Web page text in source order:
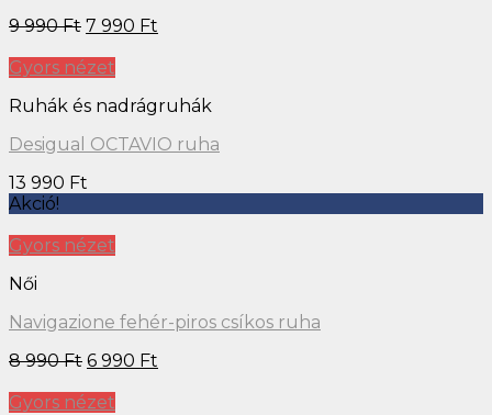
9 990Ft 7 990 Ft
Gyors nézet
Ruhák és nadrágruhák
Desigual OCTAVIO ruha
13 990 Ft
Akció!
Gyors nézet
Női
Navigazione fehér-piros csíkos ruha
8 990Ft 6 990 Ft
Gyors nézet